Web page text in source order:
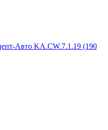
Авто KA.CW.7.1.19 (190